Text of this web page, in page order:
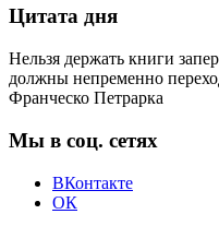
Цитата дня
Нельзя держать книги
должны непременно
Франческо Петрарка
Мы в соц. сетях
ВКонтакте
ОК